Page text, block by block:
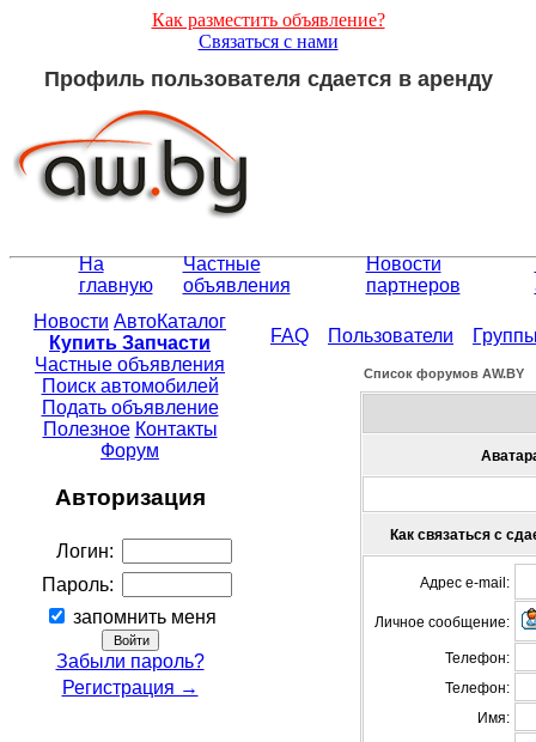
Как разместить объявление?
Связаться с нами
Профиль пользователя сдается в аренду
На
главную
Частные
объявления
Новости
партнеров
Новости АвтоКаталог
Купить Запчасти
Частные объявления
Поиск автомобилей
Подать объявление
Полезное Контакты
Форум
Авторизация
Логин:
Пароль:
запомнить меня
Забыли пароль?
Регистрация →
FAQ Пользователи
Список форумов АW.BY
Как связаться с
Адрес e-mail:
Личное сообщение:
Телефон:
Телефон:
Имя: